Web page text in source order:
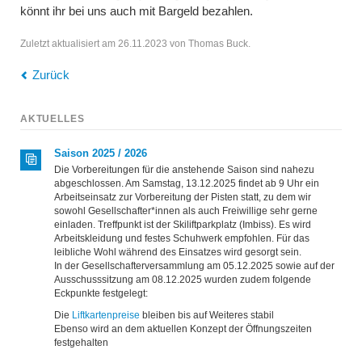
könnt ihr bei uns auch mit Bargeld bezahlen.
Zuletzt aktualisiert am 26.11.2023 von Thomas Buck.
Zurück
AKTUELLES
Saison 2025 / 2026
Die Vorbereitungen für die anstehende Saison sind nahezu
abgeschlossen. Am Samstag, 13.12.2025 findet ab 9 Uhr ein
Arbeitseinsatz zur Vorbereitung der Pisten statt, zu dem wir
sowohl Gesellschafter*innen als auch Freiwillige sehr gerne
einladen. Treffpunkt ist der Skiliftparkplatz (Imbiss). Es wird
Arbeitskleidung und festes Schuhwerk empfohlen. Für das
leibliche Wohl während des Einsatzes wird gesorgt sein.
In der Gesellschafterversammlung am 05.12.2025 sowie auf der
Ausschusssitzung am 08.12.2025 wurden zudem folgende
Eckpunkte festgelegt:
Die Liftkartenpreise bleiben bis auf Weiteres stabil
Ebenso wird an dem aktuellen Konzept der Öffnungszeiten
festgehalten